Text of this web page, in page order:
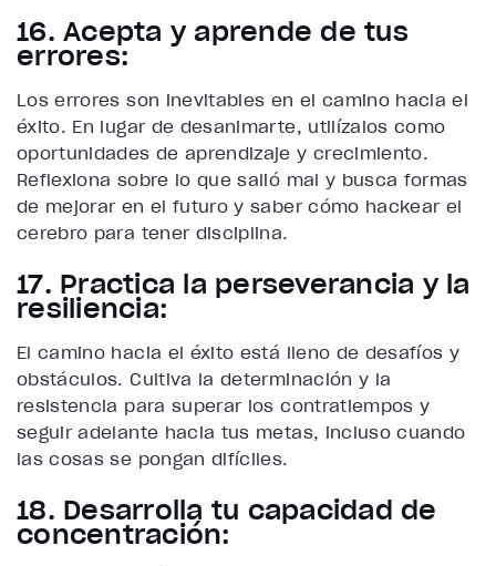
16. Acepta y aprende de tus
errores:
Los errores son inevitables en el camino hacia el
éxito. En lugar de desanimarte, utilízalos como
oportunidades de aprendizaje y crecimiento.
Reflexiona sobre lo que salió mal y busca formas
de mejorar en el futuro y saber cómo hackear el
cerebro para tener disciplina.
17. Practica la perseverancia y la
resiliencia:
El camino hacia el éxito está lleno de desafíos y
obstáculos. Cultiva la determinación y la
resistencia para superar los contratiempos y
seguir adelante hacia tus metas, incluso cuando
las cosas se pongan difíciles.
18. Desarrolla tu capacidad de
concentración: